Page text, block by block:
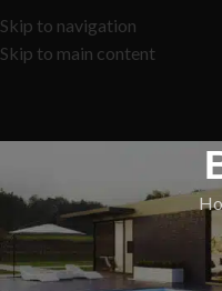
Skip to navigation
Skip to main content
Renovasi